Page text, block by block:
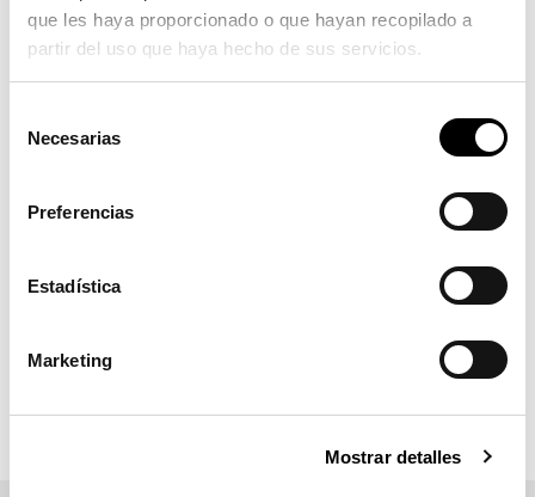
que les haya proporcionado o que hayan recopilado a
partir del uso que haya hecho de sus servicios.
Necesarias
Preferencias
Estadística
Marketing
Mostrar detalles